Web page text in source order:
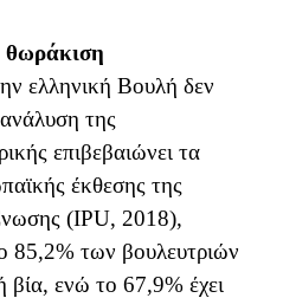
θωράκιση
ελληνική Βουλή δεν
της
επιβεβαιώνει τα
έκθεσης της
(IPU, 2018),
85,2% των βουλευτριών
βία, ενώ το 67,9% έχει